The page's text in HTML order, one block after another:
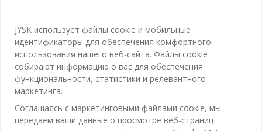
Категории
Спальня
Ванная
Кабинет
Гостиная
Отдел обслуживания клиентов
Контакты службы поддержки клиентов
Магазины и часы работы
JYSK
Про JYSK
JYSK использует файлы cookie и мобильные
идентификаторы для обеспечения комфортного
использования нашего веб-сайта. Файлы cookie
собирают информацию о вас для обеспечения
функциональности, статистики и релевантного
маркетинга.
Соглашаясь с маркетинговыми файлами cookie, мы
передаем ваши данные о просмотре веб-страниц